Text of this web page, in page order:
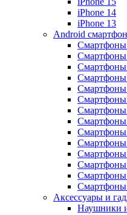
iPhone 14
iPhone 13
Android
Смартфоны
Смартфоны
Смартфоны
Смартфоны
Смартфоны
Смартфоны
Смартфоны
Смартфоны
Смартфоны
Аксессуары и
Наушники